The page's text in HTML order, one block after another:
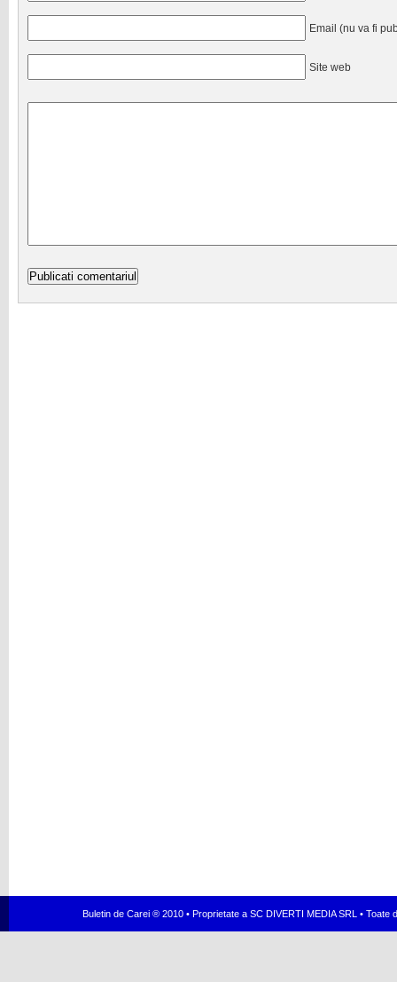
Email (nu va fi
Site web
Buletin de Carei ® 2010 • Proprietate a SC DIVERTI MEDIA SRL •